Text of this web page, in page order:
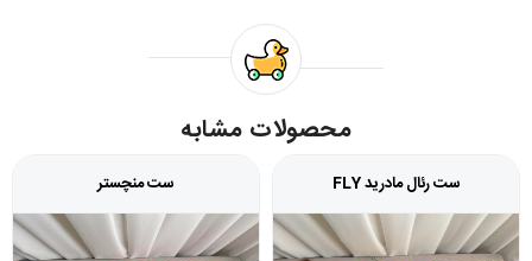
محصولات مشابه
ست رئال مادرید FLY ست منچستر